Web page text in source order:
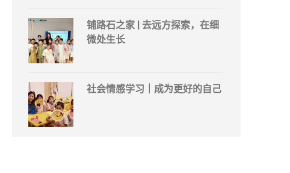
铺路石之家 | 去远方探索，在细
微处生长
社会情感学习｜成为更好的自己